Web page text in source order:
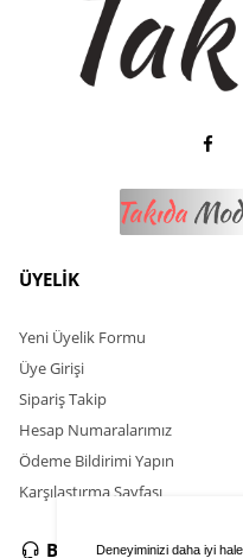
Deneyiminizi daha iyi
ÜYELİK
Yeni Üyelik Formu
Üye Girişi
Sipariş Takip
Hesap Numaralarımız
Ödeme Bildirimi Yapın
Karşılaştırma Sayfası
BİZE ULAŞIN